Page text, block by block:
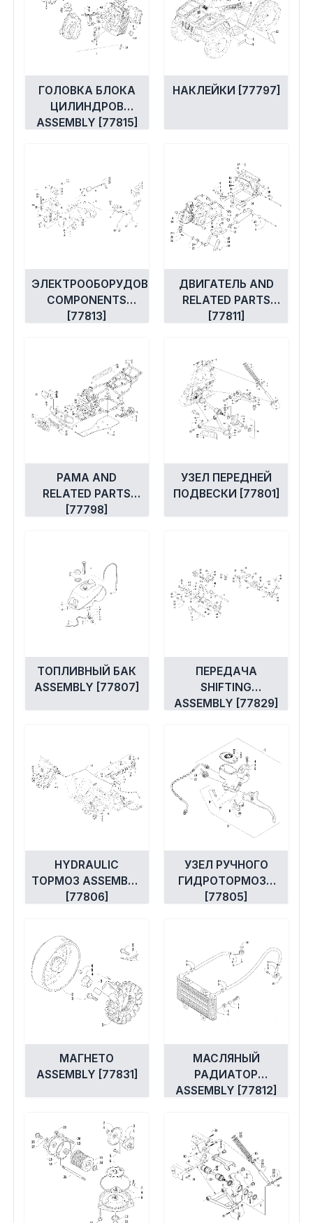
ГОЛОВКА БЛОКА
ЦИЛИНДРОВ
ASSEMBLY [77815]
НАКЛЕЙКИ [77797]
ЭЛЕКТРООБОРУДОВАНИЕ
COMPONENTS
[77813]
ДВИГАТЕЛЬ AND
RELATED PARTS
[77811]
РАМА AND
RELATED PARTS
[77798]
УЗЕЛ ПЕРЕДНЕЙ
ПОДВЕСКИ [77801]
ТОПЛИВНЫЙ БАК
ASSEMBLY [77807]
ПЕРЕДАЧА
SHIFTING
ASSEMBLY [77829]
HYDRAULIC
ТОРМОЗ ASSEMBLY
[77806]
УЗЕЛ РУЧНОГО
ГИДРОТОРМОЗА
[77805]
МАГНЕТО
ASSEMBLY [77831]
МАСЛЯНЫЙ
РАДИАТОР
ASSEMBLY [77812]